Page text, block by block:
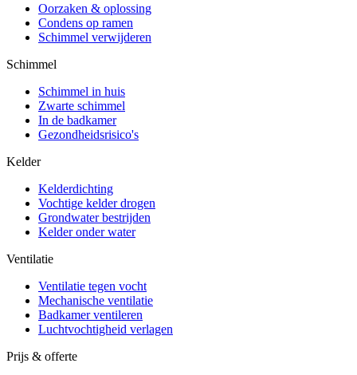
Oorzaken & oplossing
Condens op ramen
Schimmel verwijderen
Schimmel
Schimmel in huis
Zwarte schimmel
In de badkamer
Gezondheidsrisico's
Kelder
Kelderdichting
Vochtige kelder drogen
Grondwater bestrijden
Kelder onder water
Ventilatie
Ventilatie tegen vocht
Mechanische ventilatie
Badkamer ventileren
Luchtvochtigheid verlagen
Prijs & offerte